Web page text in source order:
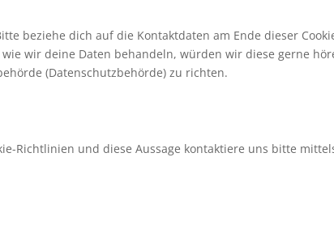
beziehe dich auf die Kontaktdaten am Ende dieser
wir deine Daten behandeln, würden wir diese gerne
(Datenschutzbehörde) zu richten.
Richtlinien und diese Aussage kontaktiere uns bitte